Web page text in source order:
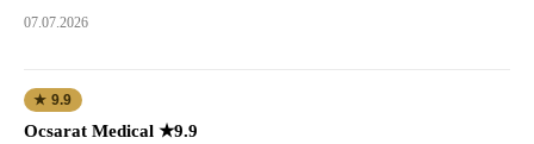
07.07.2026
★ 9.9
Ocsarat Medical ★9.9